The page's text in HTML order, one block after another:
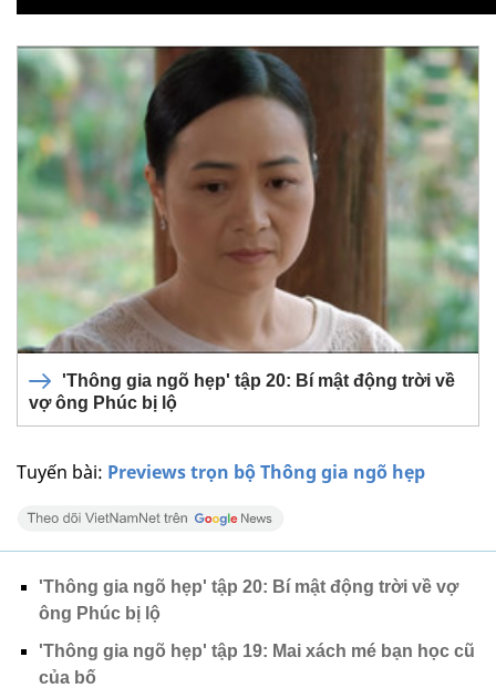
Tuyến bài: Previews trọn bộ Thông gia ngõ hẹp
'Thông gia ngõ hẹp' tập 20: Bí mật động trời về
vợ ông Phúc bị lộ
'Thông gia ngõ hẹp' tập 20: Bí mật động trời về vợ
ông Phúc bị lộ
'Thông gia ngõ hẹp' tập 19: Mai xách mé bạn học cũ
của bố